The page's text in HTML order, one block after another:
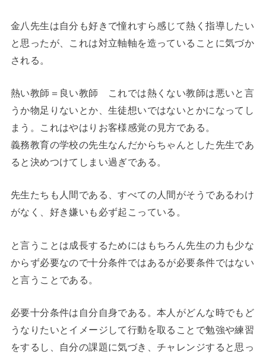
金八先生は自分も好きで憧れすら感じて熱く指導したい
と思ったが、これは対立軸軸を造っていることに気づか
される。
熱い教師＝良い教師 これでは熱くない教師は悪いと言
うか物足りないとか、生徒想いではないとかになってし
まう。これはやはりお客様感覚の見方である。
義務教育の学校の先生なんだからちゃんとした先生であ
ると決めつけてしまい過ぎである。
先生たちも人間である、すべての人間がそうであるわけ
がなく、好き嫌いも必ず起こっている。
と言うことは成長するためにはもちろん先生の力も少な
からず必要なので十分条件ではあるが必要条件ではない
と言うことである。
必要十分条件は自分自身である。本人がどんな時でもど
うなりたいとイメージして行動を取ることで勉強や練習
をするし、自分の課題に気づき、チャレンジすると思っ